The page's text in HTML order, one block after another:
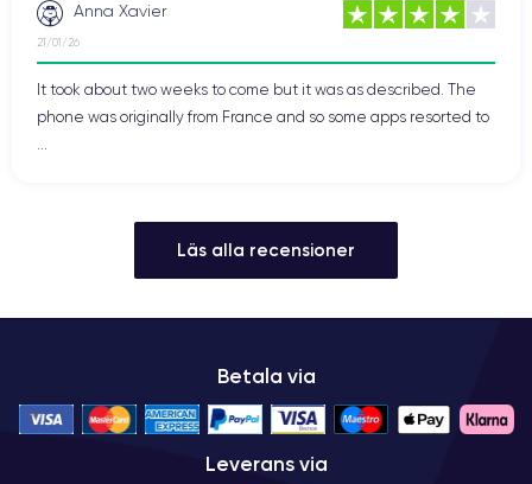
Anna Xavier
21/01/26
It took about two weeks to come but it was as described. The
phone was originally from France and so some apps resorted to
Läs alla recensioner
Betala via
Leverans via